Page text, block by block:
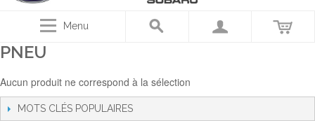
Menu
PNEU
Aucun produit ne correspond à la sélection
MOTS CLÉS POPULAIRES